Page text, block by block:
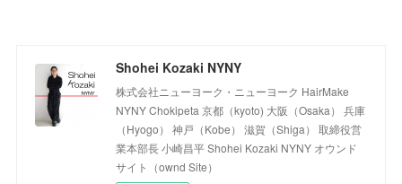
Shohei Kozaki NYNY
株式会社ニューヨーク・ニューヨーク HairMake
NYNY Chokipeta 京都（kyoto) 大阪（Osaka） 兵庫
（Hyogo） 神戸（Kobe） 滋賀（Shiga） 取締役営
業本部長 小崎昌平 Shohei Kozaki NYNY オウンド
サイト（ownd Site）